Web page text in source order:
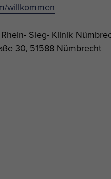
willkommen
Sieg- Klinik
30, 51588 Nümbrecht